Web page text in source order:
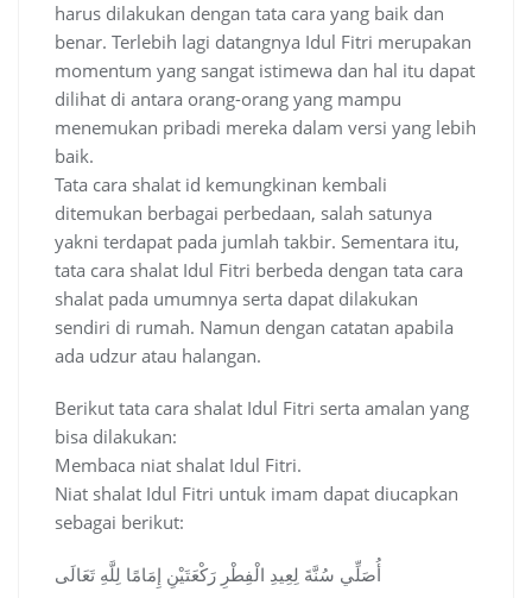
harus dilakukan dengan tata cara yang baik dan
benar. Terlebih lagi datangnya Idul Fitri merupakan
momentum yang sangat istimewa dan hal itu dapat
dilihat di antara orang-orang yang mampu
menemukan pribadi mereka dalam versi yang lebih
baik.
Tata cara shalat id kemungkinan kembali
ditemukan berbagai perbedaan, salah satunya
yakni terdapat pada jumlah takbir. Sementara itu,
tata cara shalat Idul Fitri berbeda dengan tata cara
shalat pada umumnya serta dapat dilakukan
sendiri di rumah. Namun dengan catatan apabila
ada udzur atau halangan.
Berikut tata cara shalat Idul Fitri serta amalan yang
bisa dilakukan:
Membaca niat shalat Idul Fitri.
Niat shalat Idul Fitri untuk imam dapat diucapkan
sebagai berikut:
أُصَلِّي سُنَّةَ لِعِيدِ الْفِطْرِ رَكْعَتَيْنِ إِمَامًا لِلَّهِ تَعَالَى